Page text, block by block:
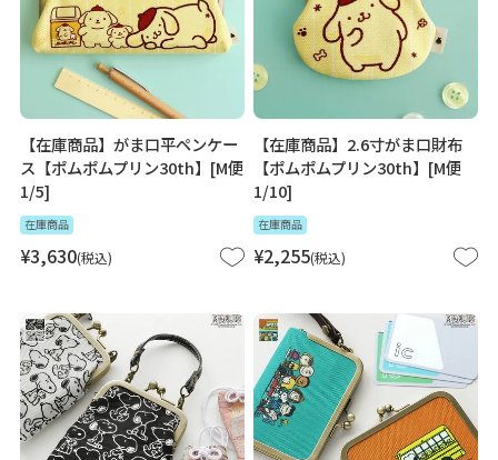
【在庫商品】がま口平ペンケー
ス【ポムポムプリン30th】[M便
1/5]
在庫商品
¥3,630 税込
【在庫商品】2.6寸がま口財布
【ポムポムプリン30th】[M便
1/10]
在庫商品
¥2,255 税込